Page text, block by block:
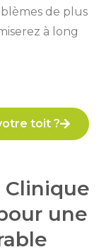
de plus
à long
toit ?
Clinique
une